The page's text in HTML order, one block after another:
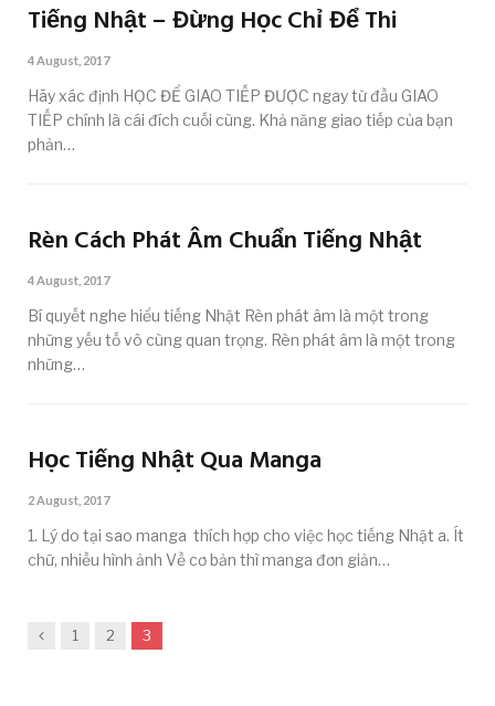
Tiếng Nhật – Đừng Học Chỉ Để Thi
4 August, 2017
Hãy xác định HỌC ĐỂ GIAO TIẾP ĐƯỢC ngay từ đầu GIAO
TIẾP chính là cái đích cuối cùng. Khả năng giao tiếp của bạn
phản…
Rèn Cách Phát Âm Chuẩn Tiếng Nhật
4 August, 2017
Bí quyết nghe hiểu tiếng Nhật Rèn phát âm là một trong
những yếu tố vô cùng quan trọng. Rèn phát âm là một trong
những…
Học Tiếng Nhật Qua Manga
2 August, 2017
1. Lý do tại sao manga thích hợp cho việc học tiếng Nhật a. Ít
chữ, nhiều hình ảnh Về cơ bản thì manga đơn giản…
Previous
1 2 3